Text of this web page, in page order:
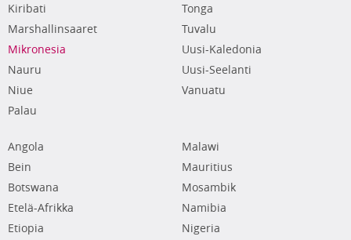
Kiribati
Marshallinsaaret
Mikronesia
Nauru
Niue
Palau
Tonga
Tuvalu
Uusi-Kaledonia
Uusi-Seelanti
Vanuatu
Angola
Bein
Botswana
Etelä-Afrikka
Etiopia
Malawi
Mauritius
Mosambik
Namibia
Nigeria